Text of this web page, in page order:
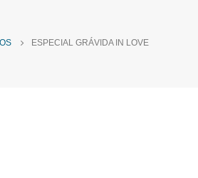
ESPECIAL GRÁVIDA IN LOVE